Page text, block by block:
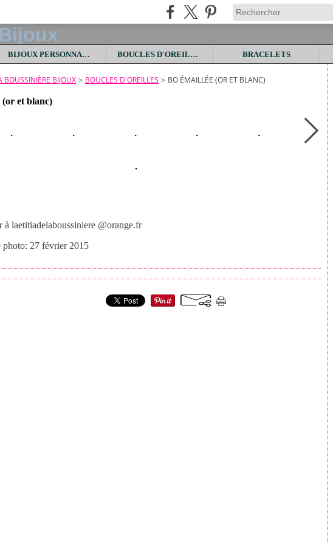
BIJOUX PERSONNALISES BOUCLES D'OREILLES BRACELETS
BOUSSINIÈRE BIJOUX > BOUCLES D'OREILLES > BO ÉMAILLÉE (OR ET BLANC)
(or et blanc)
à laetitiadelaboussiniere @orange.fr
photo: 27 février 2015